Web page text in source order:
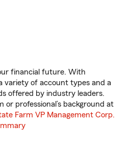
financial future. With
variety of account types and a
offered by industry leaders.
professional’s background at
Farm VP Management Corp.